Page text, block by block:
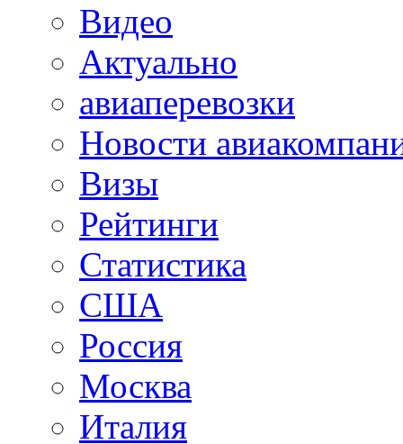
Видео
Актуально
авиаперевозки
Новости
Визы
Рейтинги
Статистика
США
Россия
Москва
Италия